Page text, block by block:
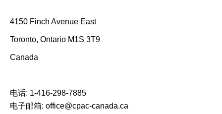
4150 Finch Avenue East
Toronto, Ontario M1S 3T9
Canada
电话: 1-416-298-7885
电子邮箱: office@cpac-canada.ca